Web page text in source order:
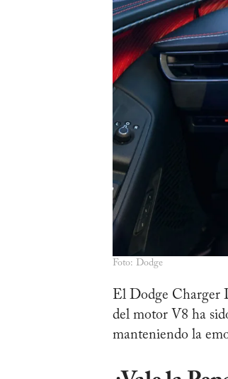
Foto: Dodge
El Dodge Charger
del motor V8 ha
manteniendo la